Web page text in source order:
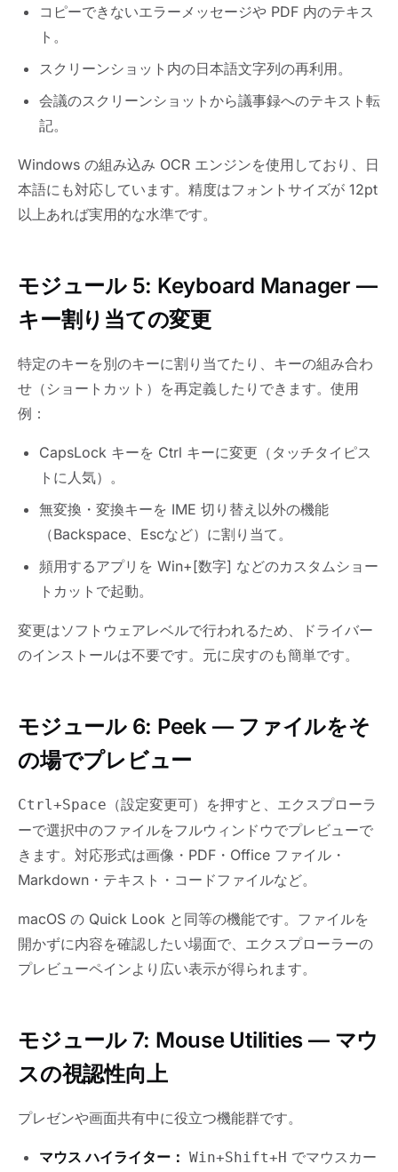
コピーできないエラーメッセージや PDF 内のテキス
ト。
スクリーンショット内の日本語文字列の再利用。
会議のスクリーンショットから議事録へのテキスト転
記。
Windows の組み込み OCR エンジンを使用しており、日
本語にも対応しています。精度はフォントサイズが 12pt
以上あれば実用的な水準です。
モジュール 5: Keyboard Manager —
キー割り当ての変更
特定のキーを別のキーに割り当てたり、キーの組み合わ
せ（ショートカット）を再定義したりできます。使用
例：
CapsLock キーを Ctrl キーに変更（タッチタイピス
トに人気）。
無変換・変換キーを IME 切り替え以外の機能
（Backspace、Escなど）に割り当て。
頻用するアプリを Win+[数字] などのカスタムショー
トカットで起動。
変更はソフトウェアレベルで行われるため、ドライバー
のインストールは不要です。元に戻すのも簡単です。
モジュール 6: Peek — ファイルをそ
の場でプレビュー
Ctrl+Space （設定変更可）を押すと、エクスプローラ
ーで選択中のファイルをフルウィンドウでプレビューで
きます。対応形式は画像・PDF・Office ファイル・
Markdown・テキスト・コードファイルなど。
macOS の Quick Look と同等の機能です。ファイルを
開かずに内容を確認したい場面で、エクスプローラーの
プレビューペインより広い表示が得られます。
モジュール 7: Mouse Utilities — マウ
スの視認性向上
プレゼンや画面共有中に役立つ機能群です。
マウス ハイライター： Win+Shift+H でマウスカー